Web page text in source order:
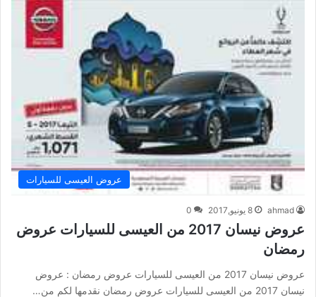
عروض العيسى للسيارات
ahmad 8 يونيو,2017 0
عروض نيسان 2017 من العيسى للسيارات عروض
رمضان
عروض نيسان 2017 من العيسى للسيارات عروض رمضان : عروض
نيسان 2017 من العيسى للسيارات عروض رمضان نقدمها لكم من…